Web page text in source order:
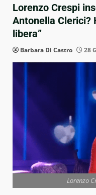
Lorenzo Crespi
Antonella Clerici?
libera”
Barbara Di Castro 28
Lorenzo